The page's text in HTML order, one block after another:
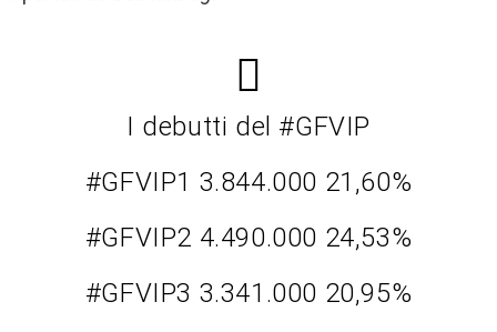
I debutti del #GFVIP
#GFVIP1 3.844.000 21,60%
#GFVIP2 4.490.000 24,53%
#GFVIP3 3.341.000 20,95%